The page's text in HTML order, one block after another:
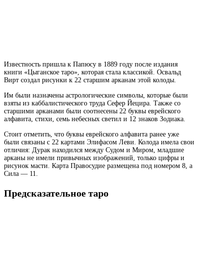
Известность пришла к Папюсу в 1889 году после издания
книги «Цыганское таро», которая стала классикой. Освальд
Вирт создал рисунки к 22 старшим арканам этой колоды.
Им были назначены астрологические символы, которые были
взяты из каббалистического труда Сефер Йецира. Также со
старшими арканами были соотнесены 22 буквы еврейского
алфавита, стихи, семь небесных светил и 12 знаков Зодиака.
Стоит отметить, что буквы еврейского алфавита ранее уже
были связаны с 22 картами Элифасом Леви. Колода имела свои
отличия: Дурак находился между Судом и Миром, младшие
арканы не имели привычных изображений, только цифры и
рисунок масти. Карта Правосудие размещена под номером 8, а
Сила — 11.
Предсказательное таро